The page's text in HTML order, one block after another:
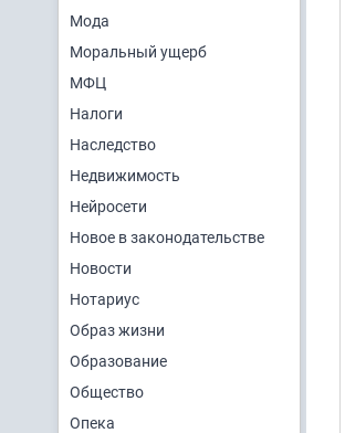
Мода
Моральный ущерб
МФЦ
Налоги
Наследство
Недвижимость
Нейросети
Новое в законодательстве
Новости
Нотариус
Образ жизни
Образование
Общество
Опека